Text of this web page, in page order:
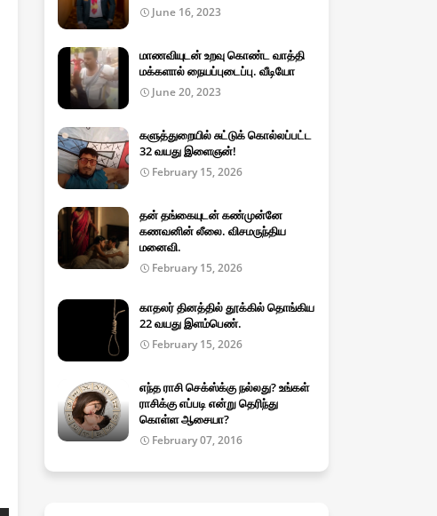
June 16, 2023
மாணவியுடன் உறவு கொண்ட வாத்தி
மக்களால் நையப்புடைப்பு. வீடியோ
June 20, 2023
களுத்துறையில் சுட்டுக் கொல்லப்பட்ட
32 வயது இளைஞன்!
February 15, 2026
தன் தங்கையுடன் கண்முன்னே
கணவனின் லீலை. விசமருந்திய
மனைவி.
February 15, 2026
காதலர் தினத்தில் தூக்கில் தொங்கிய
22 வயது இளம்பெண்.
February 15, 2026
எந்த ராசி செக்ஸ்க்கு நல்லது? உங்கள்
ராசிக்கு எப்படி என்று தெரிந்து
கொள்ள ஆசையா?
February 07, 2016